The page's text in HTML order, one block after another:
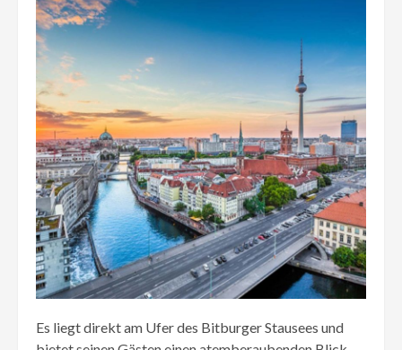
Es liegt direkt am Ufer des Bitburger Stausees und